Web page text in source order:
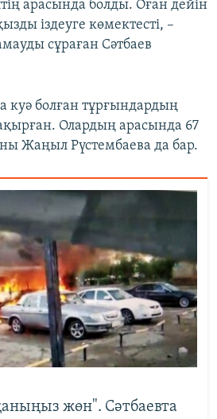
арасында болды. Оған дейін
іздеуге көмектесті, –
сұраған Сәтбаев
куә болған тұрғындардың
Олардың арасында 67
Жаңыл Рүстембаева да бар.
жөн". Сәтбаевта